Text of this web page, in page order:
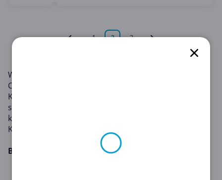
1 2 3
Willkommen in der Kategorie "Sonstiges" auf
Copacoupona.de! Dies ist der perfekte Ort für clevere
Käufer, die vielfältige Rabatte unter einem Dach
suchen. Die Verwendung von Kategorie-Gutscheinen
kann zu erheblichen Einsparungen führen und jeden
Kauf ein wenig zufriedenstellender machen.
Beliebte Gutscheine